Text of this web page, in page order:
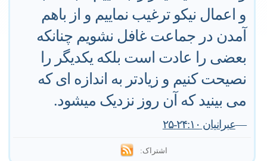
و اعمال نیکو ترغیب نماییم و از باهم
آمدن در جماعت غافل نشویم چنانکه
بعضی را عادت است بلکه یکدیگر را
نصیحت کنیم و زیادتر به اندازه ای که
می بینید که آن روز نزدیک میشود.
—عبرانیان ۲۴:۱۰-۲۵
اشتراک: